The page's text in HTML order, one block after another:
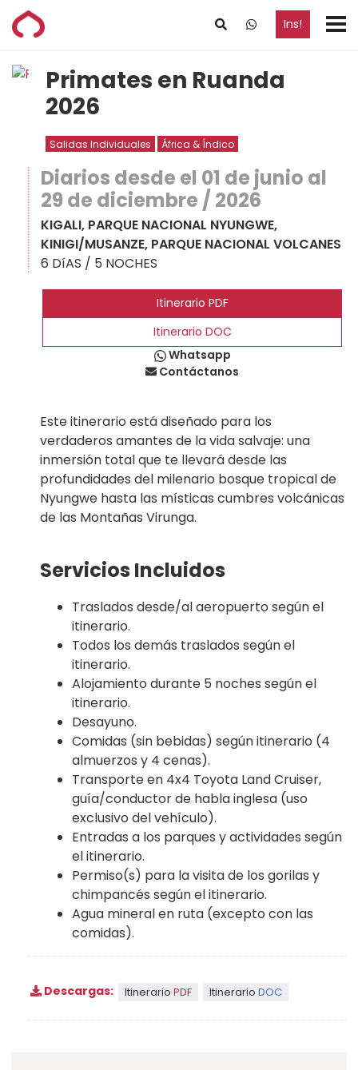
Ins!
Primates en Ruanda
2026
Salidas Individuales África & Índico
Diarios desde el 01 de junio al
29 de diciembre / 2026
KIGALI, PARQUE NACIONAL NYUNGWE,
KINIGI/MUSANZE, PARQUE NACIONAL VOLCANES
6 DíAS / 5 NOCHES
Itinerario PDF
Itinerario DOC
Whatsapp
Contáctanos
Este itinerario está diseñado para los
verdaderos amantes de la vida salvaje: una
inmersión total que te llevará desde las
profundidades del milenario bosque tropical de
Nyungwe hasta las místicas cumbres volcánicas
de las Montañas Virunga.
Servicios Incluidos
Traslados desde/al aeropuerto según el
itinerario.
Todos los demás traslados según el
itinerario.
Alojamiento durante 5 noches según el
itinerario.
Desayuno.
Comidas (sin bebidas) según itinerario (4
almuerzos y 4 cenas).
Transporte en 4x4 Toyota Land Cruiser,
guía/conductor de habla inglesa (uso
exclusivo del vehículo).
Entradas a los parques y actividades según
el itinerario.
Permiso(s) para la visita de los gorilas y
chimpancés según el itinerario.
Agua mineral en ruta (excepto con las
comidas).
Descargas: Itinerario PDF Itinerario DOC